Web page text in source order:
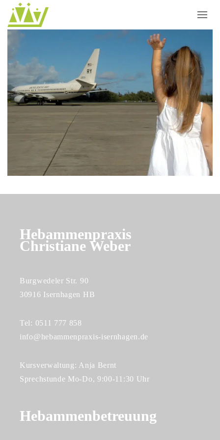
Hebammenpraxis
Christiane Weber
Burgwedeler Str. 90
30916 Isernhagen HB
Tel: 0511 777 858
info@hebammenpraxis-isernhagen.de
Kursverwaltung: Anja Bernt
Sprechstunde Mo-Do, 9:00-11:30 Uhr
Hebammenbetreuung